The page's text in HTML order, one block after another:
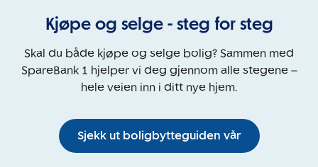
Kjøpe og selge - steg for steg
Skal du både kjøpe og selge bolig? Sammen med
SpareBank 1 hjelper vi deg gjennom alle stegene –
hele veien inn i ditt nye hjem.
Sjekk ut boligbytteguiden vår